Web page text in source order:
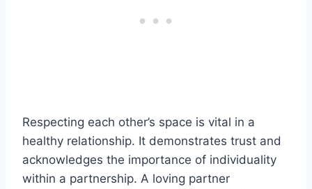
Respecting each other’s space is vital in a
healthy relationship. It demonstrates trust and
acknowledges the importance of individuality
within a partnership. A loving partner